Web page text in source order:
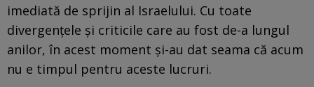
imediată de sprijin al Israelului. Cu toate
divergențele și criticile care au fost de-a lungul
anilor, în acest moment și-au dat seama că acum
nu e timpul pentru aceste lucruri.